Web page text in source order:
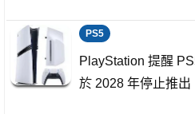
PS5
PlayStation 提醒
於 2028 年停止推出